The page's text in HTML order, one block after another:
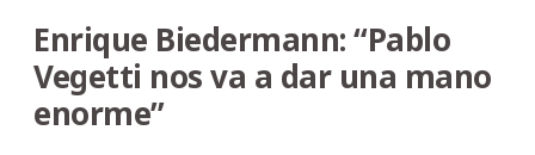
Enrique Biedermann: “Pablo
Vegetti nos va a dar una mano
enorme”